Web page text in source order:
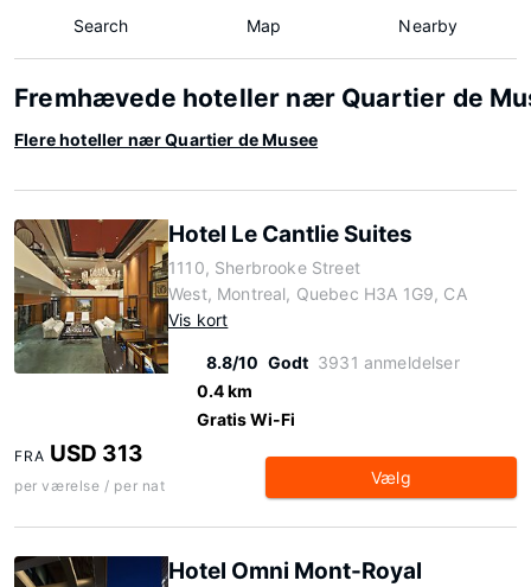
Search Map Nearby
Fremhævede hoteller nær Quartier de
Flere hoteller nær Quartier de Musee
Hotel Le Cantlie Suites
1110, Sherbrooke Street
West, Montreal, Quebec H3A 1G9, CA
Vis kort
8.8/10 Godt 3931 anmeldelser
0.4 km
Gratis Wi-Fi
FRA USD 313
per værelse / per nat Vælg
Hotel Omni Mont-Royal